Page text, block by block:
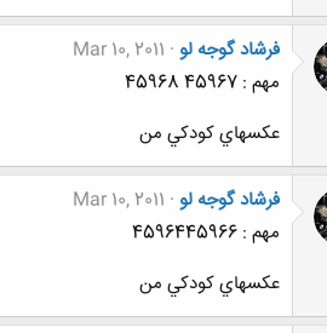
فرشاد گوجه لو Mar 10, 2011
مهم : 45967 45968
عكسهاي كودكي من
فرشاد گوجه لو Mar 10, 2011
مهم : 4596445966
عكسهاي كودكي من